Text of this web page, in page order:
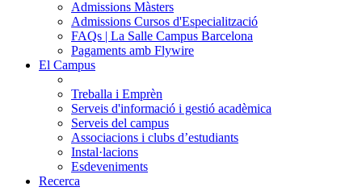
Admissions Màsters
Admissions Cursos d'Especialització
FAQs | La Salle Campus Barcelona
Pagaments amb Flywire
El Campus
Treballa i Emprèn
Serveis d'informació i gestió acadèmica
Serveis del campus
Associacions i clubs d’estudiants
Instal·lacions
Esdeveniments
Recerca